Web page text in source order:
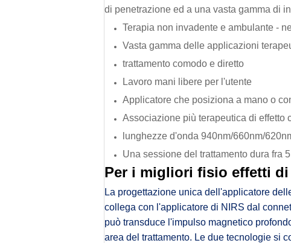
di penetrazione ed a una vasta gamma di
Terapia non invadente e ambulante -
Vasta gamma delle applicazioni
trattamento comodo e diretto
Lavoro mani libere per l'utente
Applicatore che posiziona a mano o
Associazione più terapeutica di effetto
lunghezze d'onda 940nm/660nm/
Una sessione del trattamento dura fra
Per i migliori fisio effetti di
La progettazione unica dell'applicatore
collega con l'applicatore di NIRS dal
può transduce l'impulso magnetico
area del trattamento. Le due tecnologie si